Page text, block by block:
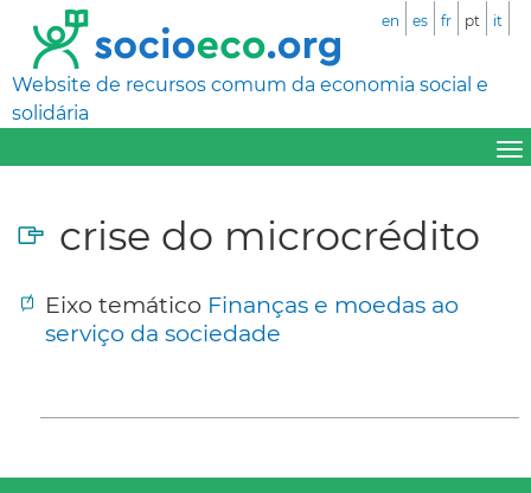
Website de recursos comum da economia social e
solidária
en es fr pt it
crise do microcrédito
Eixo temático Finanças e moedas ao
serviço da sociedade